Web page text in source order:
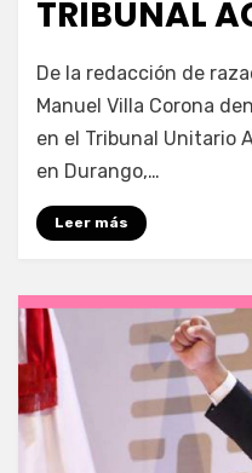
TRIBUNAL
por Fernando Miranda
De la redacción de
Manuel Villa Corona
en el Tribunal Unitario
en Durango,…
Leer más